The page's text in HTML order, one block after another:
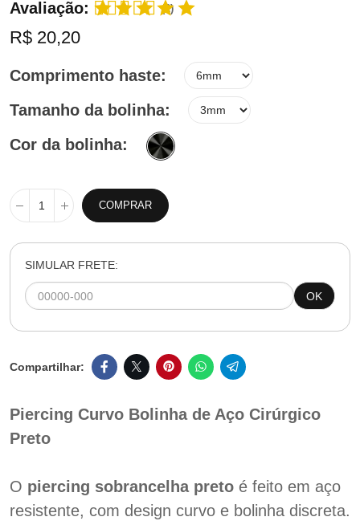
Avaliação:
(2)
R$ 20,20
Comprimento haste
Tamanho da bolinha
Cor da bolinha
COMPRAR
SIMULAR FRETE:
OK
Piercing Curvo Bolinha de Aço Cirúrgico
Preto
O piercing sobrancelha preto é feito em aço
resistente, com design curvo e bolinha discreta.